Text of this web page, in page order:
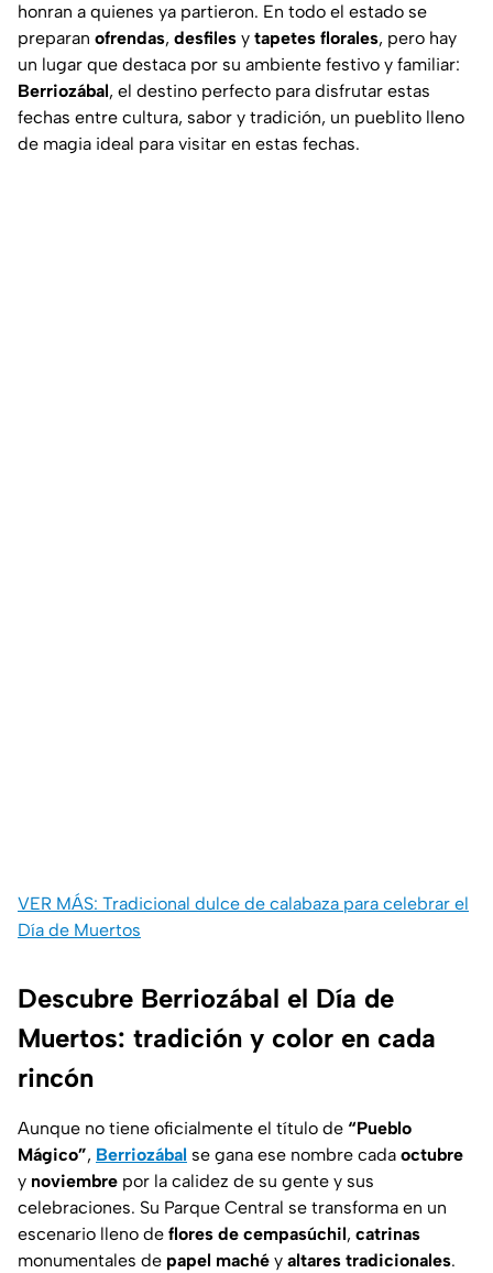
honran a quienes ya partieron. En todo el estado se
preparan ofrendas, desfiles y tapetes florales, pero hay
un lugar que destaca por su ambiente festivo y familiar:
Berriozábal, el destino perfecto para disfrutar estas
fechas entre cultura, sabor y tradición, un pueblito lleno
de magia ideal para visitar en estas fechas.
VER MÁS: Tradicional dulce de calabaza para celebrar el
Día de Muertos
Descubre Berriozábal el Día de
Muertos: tradición y color en cada
rincón
Aunque no tiene oficialmente el título de “Pueblo
Mágico”, Berriozábal se gana ese nombre cada octubre
y noviembre por la calidez de su gente y sus
celebraciones. Su Parque Central se transforma en un
escenario lleno de flores de cempasúchil, catrinas
monumentales de papel maché y altares tradicionales.